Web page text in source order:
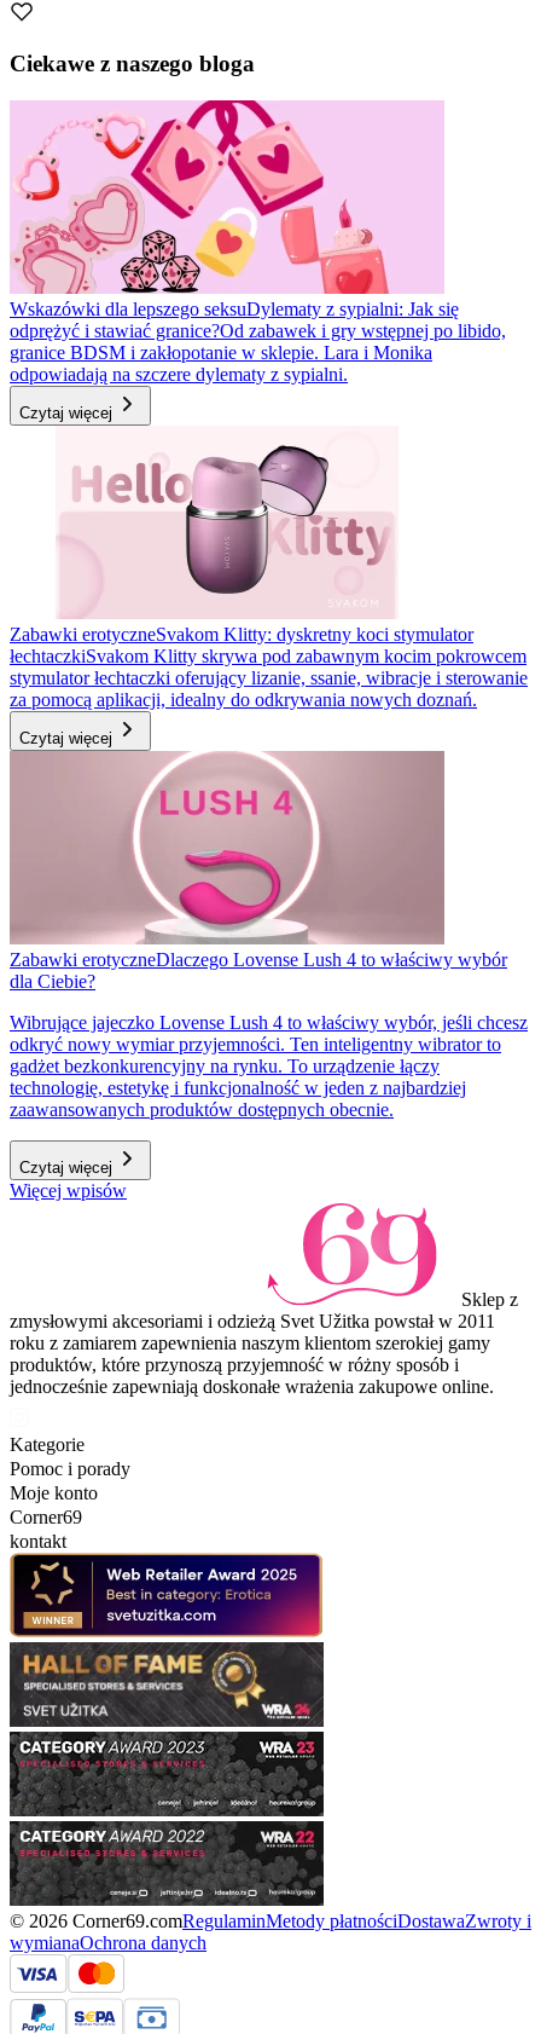
Ciekawe z naszego bloga
Wskazówki dla lepszego seksuDylematy z sypialni: Jak się
odprężyć i stawiać granice?Od zabawek i gry wstępnej po libido,
granice BDSM i zakłopotanie w sklepie. Lara i Monika
odpowiadają na szczere dylematy z sypialni.
Czytaj więcej
Zabawki erotyczneSvakom Klitty: dyskretny koci stymulator
łechtaczkiSvakom Klitty skrywa pod zabawnym kocim pokrowcem
stymulator łechtaczki oferujący lizanie, ssanie, wibracje i sterowanie
za pomocą aplikacji, idealny do odkrywania nowych doznań.
Czytaj więcej
Zabawki erotyczneDlaczego Lovense Lush 4 to właściwy wybór
dla Ciebie?
Wibrujące jajeczko Lovense Lush 4 to właściwy wybór, jeśli chcesz
odkryć nowy wymiar przyjemności. Ten inteligentny wibrator to
gadżet bezkonkurencyjny na rynku. To urządzenie łączy
technologię, estetykę i funkcjonalność w jeden z najbardziej
zaawansowanych produktów dostępnych obecnie.
Czytaj więcej
Więcej wpisów
Sklep z
zmysłowymi akcesoriami i odzieżą Svet Užitka powstał w 2011
roku z zamiarem zapewnienia naszym klientom szerokiej gamy
produktów, które przynoszą przyjemność w różny sposób i
jednocześnie zapewniają doskonałe wrażenia zakupowe online.
Kategorie
Pomoc i porady
Moje konto
Corner69
kontakt
© 2026 Corner69.comRegulaminMetody płatnościDostawaZwroty i
wymianaOchrona danych